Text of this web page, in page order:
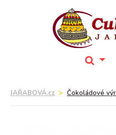
JAŘABOVÁ.cz Čokoládové